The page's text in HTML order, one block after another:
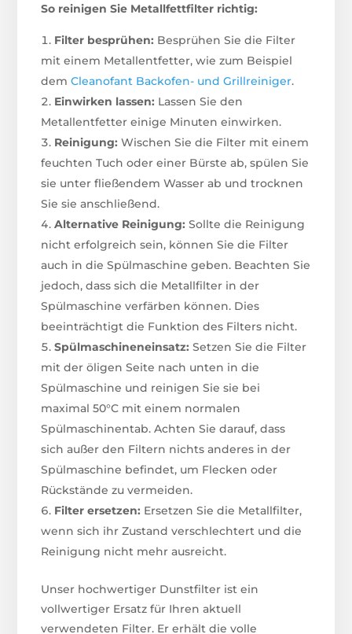
So reinigen Sie Metallfettfilter richtig:
Filter besprühen: Besprühen Sie die Filter
mit einem Metallentfetter, wie zum Beispiel
demCleanofant Backofen- und Grillreiniger.
Einwirken lassen: Lassen Sie den
Metallentfetter einige Minuten einwirken.
Reinigung: Wischen Sie die Filter mit einem
feuchten Tuch oder einer Bürste ab, spülen Sie
sie unter fließendem Wasser ab und trocknen
Sie sie anschließend.
Alternative Reinigung: Sollte die Reinigung
nicht erfolgreich sein, können Sie die Filter
auch in die Spülmaschine geben. Beachten Sie
jedoch, dass sich die Metallfilter in der
Spülmaschine verfärben können. Dies
beeinträchtigt die Funktion des Filters nicht.
Spülmaschineneinsatz: Setzen Sie die Filter
mit der öligen Seite nach unten in die
Spülmaschine und reinigen Sie sie bei
maximal 50°C mit einem normalen
Spülmaschinentab. Achten Sie darauf, dass
sich außer den Filtern nichts anderes in der
Spülmaschine befindet, um Flecken oder
Rückstände zu vermeiden.
Filter ersetzen: Ersetzen Sie die Metallfilter,
wenn sich ihr Zustand verschlechtert und die
Reinigung nicht mehr ausreicht.
Unser hochwertiger Dunstfilter ist ein
vollwertiger Ersatz für Ihren aktuell
verwendeten Filter. Er erhält die volle